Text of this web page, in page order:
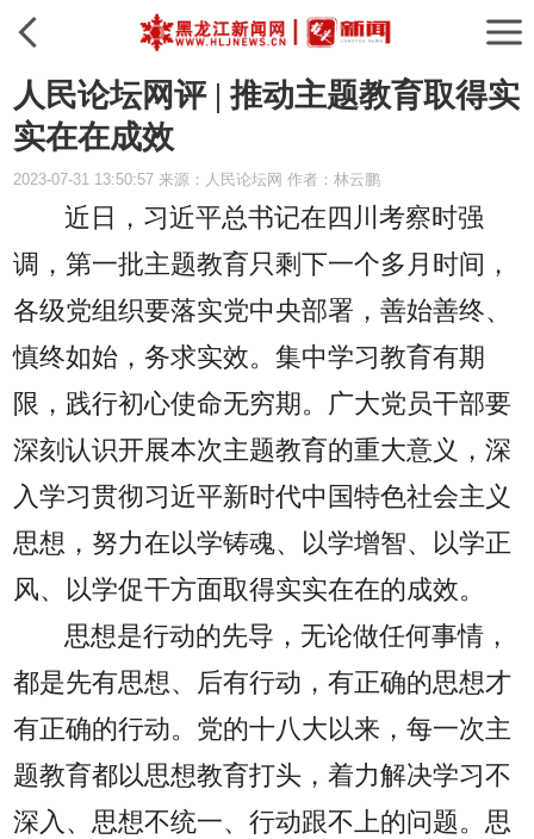
人民论坛网评 | 推动主题教育取得实
实在在成效
2023-07-31 13:50:57 来源：人民论坛网 作者：林云鹏
近日，习近平总书记在四川考察时强
调，第一批主题教育只剩下一个多月时间，
各级党组织要落实党中央部署，善始善终、
慎终如始，务求实效。集中学习教育有期
限，践行初心使命无穷期。广大党员干部要
深刻认识开展本次主题教育的重大意义，深
入学习贯彻习近平新时代中国特色社会主义
思想，努力在以学铸魂、以学增智、以学正
风、以学促干方面取得实实在在的成效。
思想是行动的先导，无论做任何事情，
都是先有思想、后有行动，有正确的思想才
有正确的行动。党的十八大以来，每一次主
题教育都以思想教育打头，着力解决学习不
深入、思想不统一、行动跟不上的问题。思